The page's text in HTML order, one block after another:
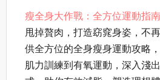
瘦全身大作戰：全方位運動指南
甩掉贅肉，打造窈窕身姿，不
供全方位的全身瘦身運動攻略
肌力訓練到有氧運動，深入淺